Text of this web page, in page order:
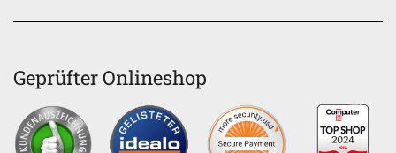
Geprüfter Onlineshop